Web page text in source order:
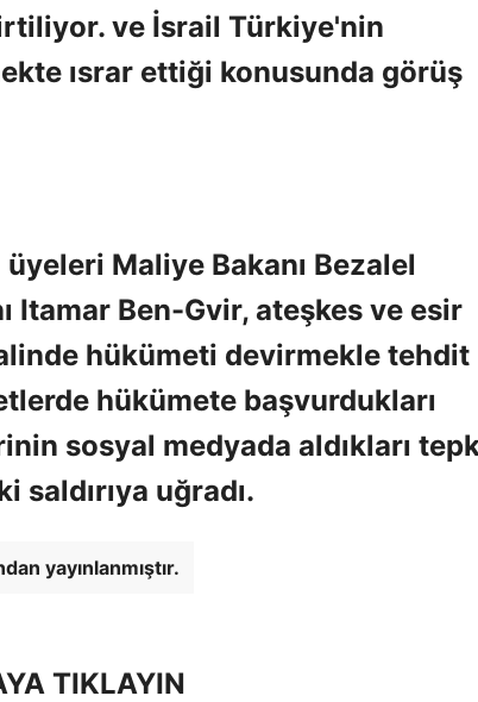
ve İsrail Türkiye'nin
ısrar ettiği konusunda görüş
Maliye Bakanı Bezalel
Itamar Ben-Gvir, ateşkes ve esir
hükümeti devirmekle tehdit
hükümete başvurdukları
sosyal medyada aldıkları
saldırıya uğradı.
yayınlanmıştır.
TIKLAYIN